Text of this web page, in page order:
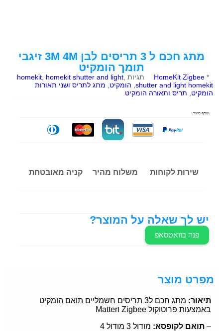
מתג חכם ל 3 תריסים לבן 3M 4M זיגבי
תומך הומקיט
*
HomeKit Zigbee תגיות homekit homekit shutter and light
shutter and light homekit הומקיט
מתג לתריס ושני תאורות
הומקיט
תריס ותאורה הומקיט
שתף מוצר
שירות לקוחות משלוח מהיר קניה מאובטחת
יש לך שאלה על המוצר?
פנה בוואטסאפ
מפרט מוצר
תיאור:
מתג חכם ל3 תריסים חשמליים תואם הומקיט
באמצעות פרוטוקול Zigbee וMatter
– תואם לקופסא: מודול 3 מודול 4